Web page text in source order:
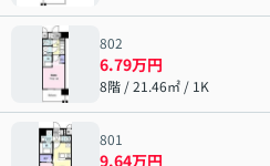
802
6.79万円
8階 / 21.46㎡ / 1K
801
9.64万円